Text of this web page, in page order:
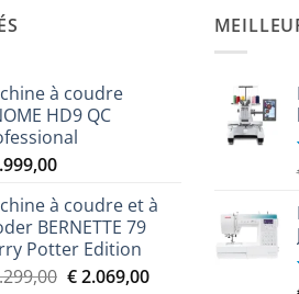
à coudre
HD9 QC
à coudre et à
BERNETTE 79
Potter Edition
Le
€2.069,00Le